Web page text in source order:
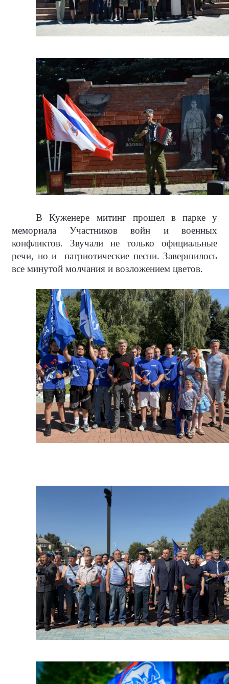
В Куженере митинг прошел в парке у
мемориала Участников войн и военных
конфликтов. Звучали не только официальные
речи, но и
патриотические песни. Завершилось
все минутой молчания и возложением цветов.